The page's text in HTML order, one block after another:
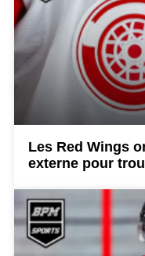
Les Red Wings
externe pour